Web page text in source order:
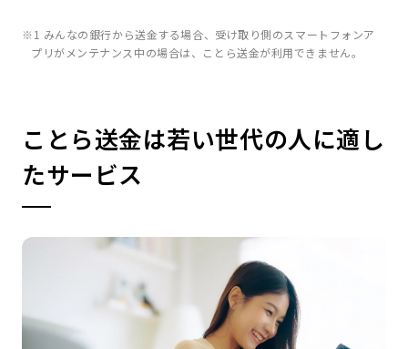
※1 みんなの銀行から送金する場合、受け取り側のスマートフォンア
プリがメンテナンス中の場合は、ことら送金が利用できません。
ことら送金は若い世代の人に適し
たサービス